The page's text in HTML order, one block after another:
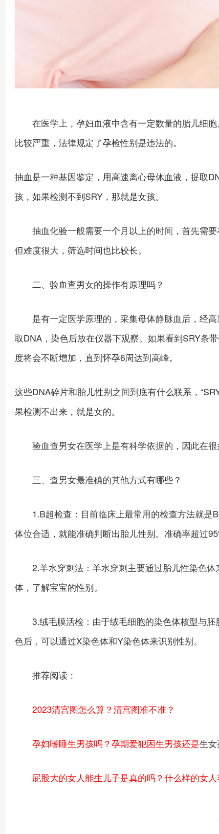
在医学上，孕妇血液中含有一定数量的胎儿细胞
比较严重，法律规定了孕检性别是违法的。
抽血是一种基因鉴定，用高速离心母体血液，提取
孩，如果检测不到SRY，那就是女孩。
抽血化验一般需要一个月以上的时间，首先需要
但难度很大，筛选时间也比较长。
二、验血查男女的操作有原理吗？
是有一定医学原理的，采集母体静脉血后，经高
取DNA，染色后放在仪器下观察。如果看到SRY条
度将会不断增加，直到怀孕6周达到高峰。
这些DNA碎片和胎儿性别之间到底有什么联系，
果检测不出来，就是女的。
验血查男女在医学上是有科学依据的，因此在很
三、查男女最准确的其他方式有哪些？
1.B超检查：目前临床上最常用的检查方法就是B
体位合适，就能准确判断出胎儿性别。准确率超过
2.羊水穿刺法：羊水穿刺主要通过胎儿性染色体
体，了解宝宝的性别。
3.绒毛膜活检：由于绒毛细胞的染色体核型与胚
色后，可以通过X染色体和Y染色体来识别性别。
推荐阅读：
2023清宫图怎么算？清宫图准不准？
孕妇嗜睡生男孩吗？孕期爱犯困生男孩还是生
屁股大的女人能生儿子是真的吗？什么样的女